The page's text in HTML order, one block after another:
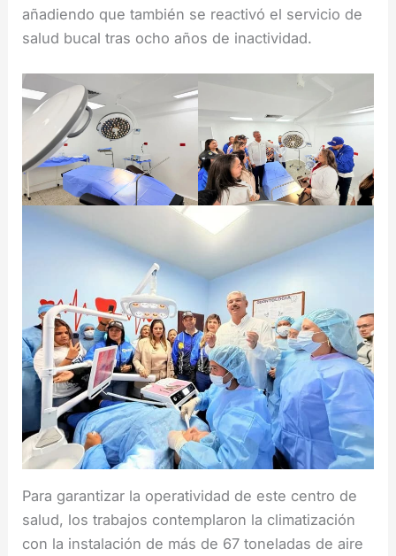
añadiendo que también se reactivó el servicio de
salud bucal tras ocho años de inactividad.
Para garantizar la operatividad de este centro de
salud, los trabajos contemplaron la climatización
con la instalación de más de 67 toneladas de aire